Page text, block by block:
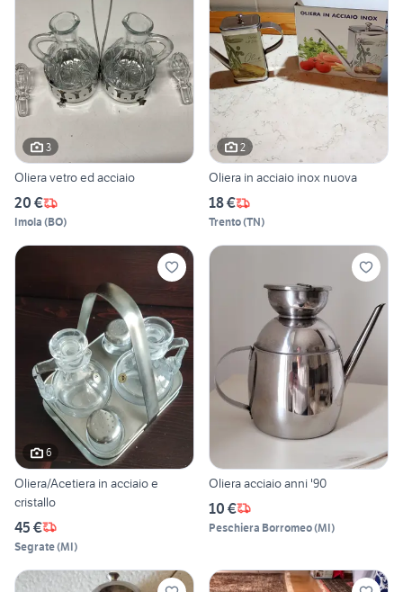
3
Oliera vetro ed acciaio
20 €
Imola (BO)
2
Oliera in acciaio inox nuova
18 €
Trento(TN)
6
Oliera/Acetiera in acciaio e
cristallo
45 €
Segrate(MI)
Oliera acciaio anni '90
10 €
Peschiera Borromeo(MI)